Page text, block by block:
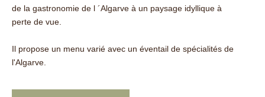
de la gastronomie de l ´Algarve à un paysage idyllique à
perte de vue.
Il propose un menu varié avec un éventail de spécialités de
l'Algarve.